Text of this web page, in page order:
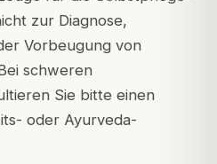
zur Diagnose,
Vorbeugung von
schweren
Sie bitte einen
oder Ayurveda-